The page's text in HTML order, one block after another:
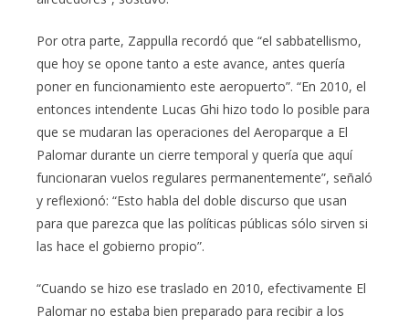
Por otra parte, Zappulla recordó que “el sabbatellismo,
que hoy se opone tanto a este avance, antes quería
poner en funcionamiento este aeropuerto”. “En 2010, el
entonces intendente Lucas Ghi hizo todo lo posible para
que se mudaran las operaciones del Aeroparque a El
Palomar durante un cierre temporal y quería que aquí
funcionaran vuelos regulares permanentemente”, señaló
y reflexionó: “Esto habla del doble discurso que usan
para que parezca que las políticas públicas sólo sirven si
las hace el gobierno propio”.
“Cuando se hizo ese traslado en 2010, efectivamente El
Palomar no estaba bien preparado para recibir a los